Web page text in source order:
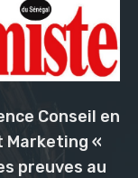
Conseil en
Marketing «
preuves au